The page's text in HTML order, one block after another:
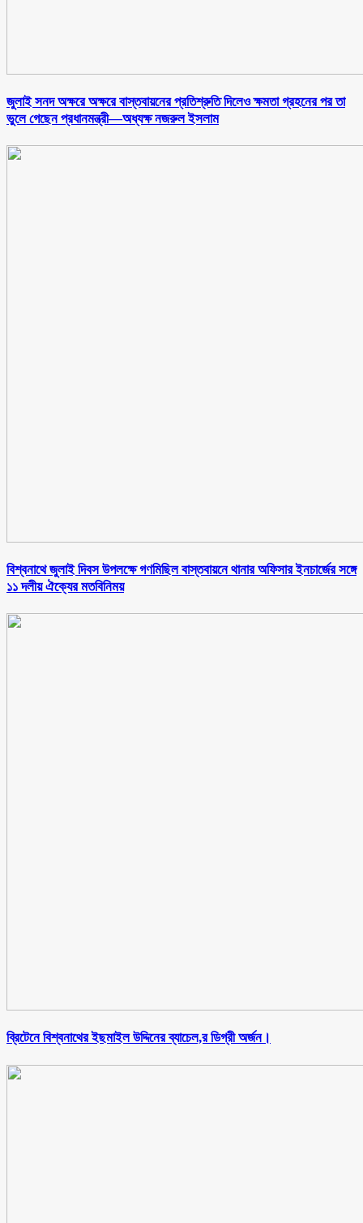
জুলাই সনদ অক্ষরে অক্ষরে বাস্তবায়নের প্রতিশ্রুতি দিলেও ক্ষমতা গ্রহনের পর তা
ভুলে গেছেন প্রধানমন্ত্রী—অধ্যক্ষ নজরুল ইসলাম
বিশ্বনাথে জুলাই দিবস উপলক্ষে গণমিছিল বাস্তবায়নে থানার অফিসার ইনচার্জের সঙ্গে
১১ দলীয় ঐক্যের মতবিনিময়
ব্রিটেনে বিশ্বনাথের ইছমাইল উদ্দিনের ব্যাচেল,র ডিগ্রী অর্জন।